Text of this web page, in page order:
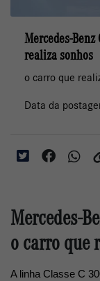
Mercedes-
realiza sonhos
o carro que
Data da
Mercedes-
o carro que
A linha Classe C